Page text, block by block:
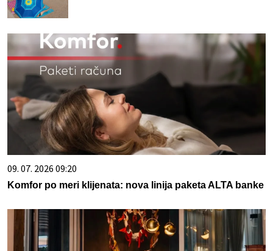
09. 07. 2026 09:20
Komfor po meri klijenata: nova linija paketa ALTA banke